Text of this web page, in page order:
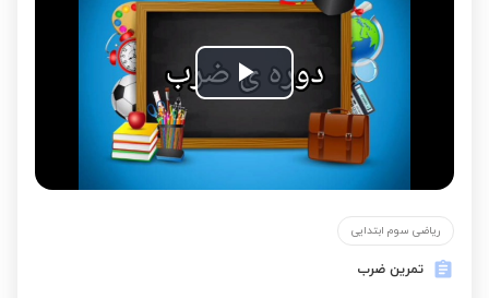
Play
Video
ریاضی سوم ابتدایی
تمرین ضرب